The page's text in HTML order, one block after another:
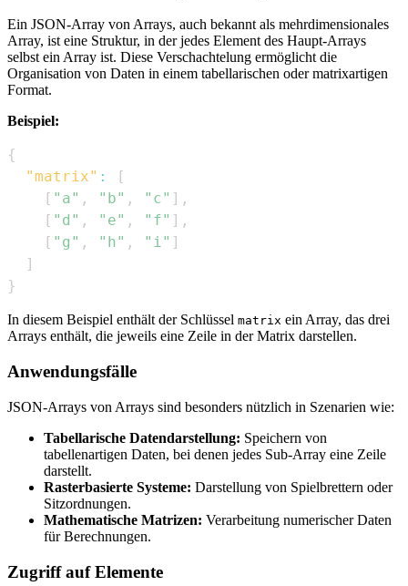
Ein JSON-Array von Arrays, auch bekannt als mehrdimensionales
Array, ist eine Struktur, in der jedes Element des Haupt-Arrays
selbst ein Array ist. Diese Verschachtelung ermöglicht die
Organisation von Daten in einem tabellarischen oder matrixartigen
Format.
Beispiel:
{
"matrix" :
[
[ "a" , "b" , "c" ] ,
[ "d" , "e" , "f" ] ,
[ "g" , "h" , "i" ]
]
}
In diesem Beispiel enthält der Schlüssel matrix ein Array, das drei
Arrays enthält, die jeweils eine Zeile in der Matrix darstellen.
Anwendungsfälle
JSON-Arrays von Arrays sind besonders nützlich in Szenarien wie:
Tabellarische Datendarstellung: Speichern von
tabellenartigen Daten, bei denen jedes Sub-Array eine Zeile
darstellt.
Rasterbasierte Systeme: Darstellung von Spielbrettern oder
Sitzordnungen.
Mathematische Matrizen: Verarbeitung numerischer Daten
für Berechnungen.
Zugriff auf Elemente